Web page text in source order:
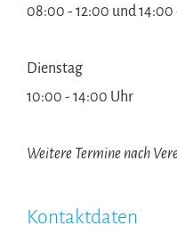
08:00 - 12:00 und 14:00
Dienstag
10:00 - 14:00 Uhr
Weitere Termine nach
Kontaktdaten